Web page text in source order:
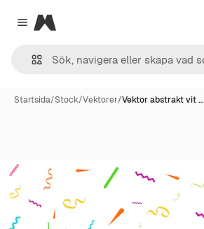
Close menu
Magnific
Startsida/Stock/Vektorer/Vektor abstrakt vit …